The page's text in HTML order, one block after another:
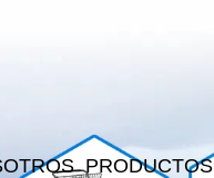
PRODUCTOS